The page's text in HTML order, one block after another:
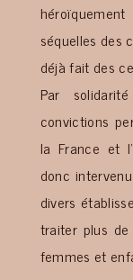
séquelles des
déjà fait des
Par
convictions
la France et
donc
divers
traiter plus
femmes et